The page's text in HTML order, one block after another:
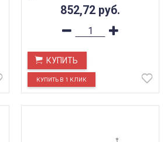
852,72 руб.
КУПИТЬ